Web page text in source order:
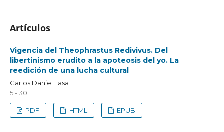
Artículos
Vigencia del Theophrastus Redivivus. Del
libertinismo erudito a la apoteosis del yo. La
reedición de una lucha cultural
Carlos Daniel Lasa
5 - 30
PDF HTML EPUB